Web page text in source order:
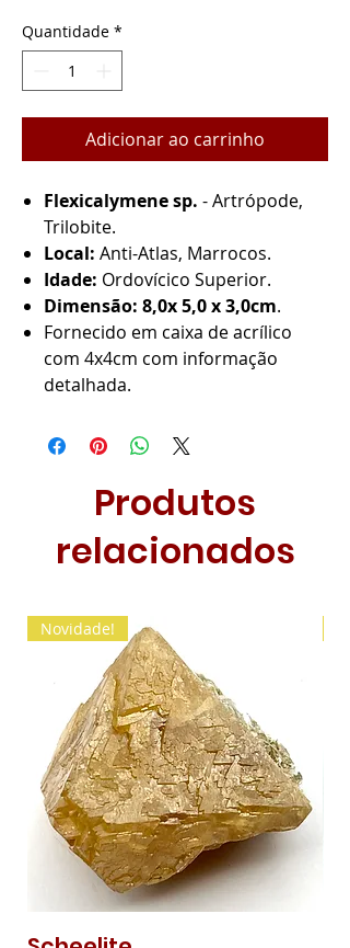
Quantidade *
Adicionar ao carrinho
Flexicalymenesp. - Artrópode,
Trilobite.
Local: Anti-Atlas, Marrocos.
Idade: Ordovícico Superior.
Dimensão: 8,0x 5,0 x 3,0cm.
Fornecido em caixa de acrílico
com 4x4cm com informação
detalhada.
Produtos
relacionados
Novidade!